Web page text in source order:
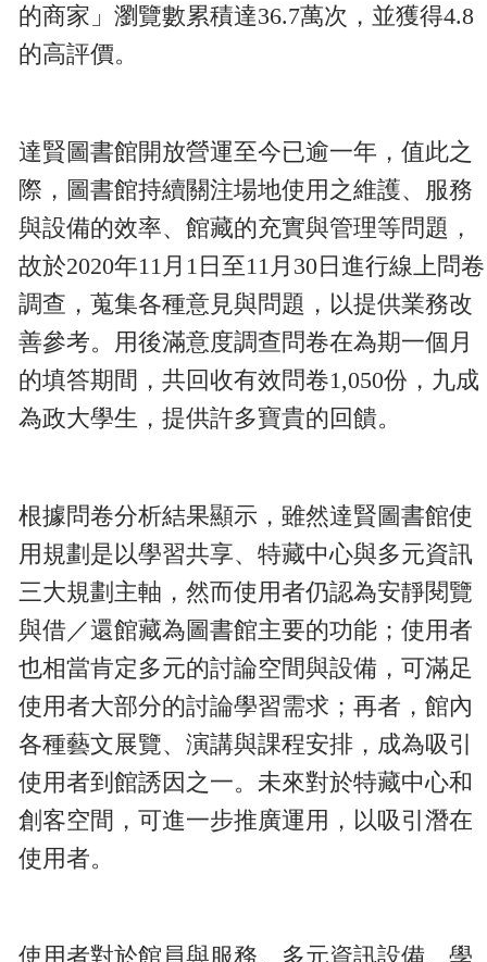
的商家」瀏覽數累積達36.7萬次，並獲得4.8
的高評價。
達賢圖書館開放營運至今已逾一年，值此之
際，圖書館持續關注場地使用之維護、服務
與設備的效率、館藏的充實與管理等問題，
故於2020年11 月 1 日至11 月 30日進行線上問卷
調查，蒐集各種意見與問題，以提供業務改
善參考。用後滿意度調查問卷在為期一個月
的填答期間，共回收有效問卷1,050份，九成
為政大學生，提供許多寶貴的回饋。
根據問卷分析結果顯示，雖然達賢圖書館使
用規劃是以學習共享、特藏中心與多元資訊
三大規劃主軸，然而使用者仍認為安靜閱覽
與借／還館藏為圖書館主要的功能；使用者
也相當肯定多元的討論空間與設備，可滿足
使用者大部分的討論學習需求；再者，館內
各種藝文展覽、演講與課程安排，成為吸引
使用者到館誘因之一。未來對於特藏中心和
創客空間，可進一步推廣運用，以吸引潛在
使用者。
使用者對於館員與服務、多元資訊設備、學